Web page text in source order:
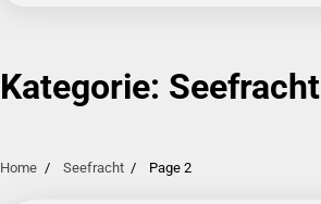
Kategorie: Seefracht
Home Seefracht Page 2